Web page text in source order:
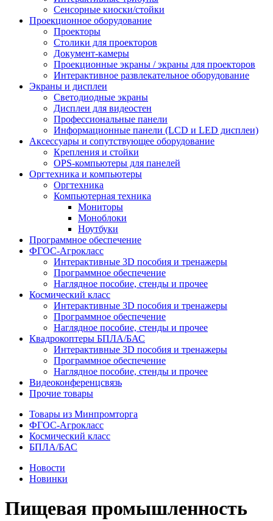
Сенсорные киоски/стойки
Проекционное оборудование
Проекторы
Столики для проекторов
Документ-камеры
Проекционные экраны / экраны для проекторов
Интерактивное развлекательное оборудование
Экраны и дисплеи
Светодиодные экраны
Дисплеи для видеостен
Профессиональные панели
Информационные панели (LCD и LED дисплеи)
Аксессуары и сопутствующее оборудование
Крепления и стойки
OPS-компьютеры для панелей
Оргтехника и компьютеры
Оргтехника
Компьютерная техника
Мониторы
Моноблоки
Ноутбуки
Программное обеспечение
ФГОС-Агрокласс
Интерактивные 3D пособия и тренажеры
Программное обеспечение
Наглядное пособие, стенды и прочее
Космический класс
Интерактивные 3D пособия и тренажеры
Программное обеспечение
Наглядное пособие, стенды и прочее
Квадрокоптеры БПЛА/БАС
Интерактивные 3D пособия и тренажеры
Программное обеспечение
Наглядное пособие, стенды и прочее
Видеоконференцсвязь
Прочие товары
Товары из Минпромторга
ФГОС-Агрокласс
Космический класс
БПЛА/БАС
Новости
Новинки
Пищевая промышленность